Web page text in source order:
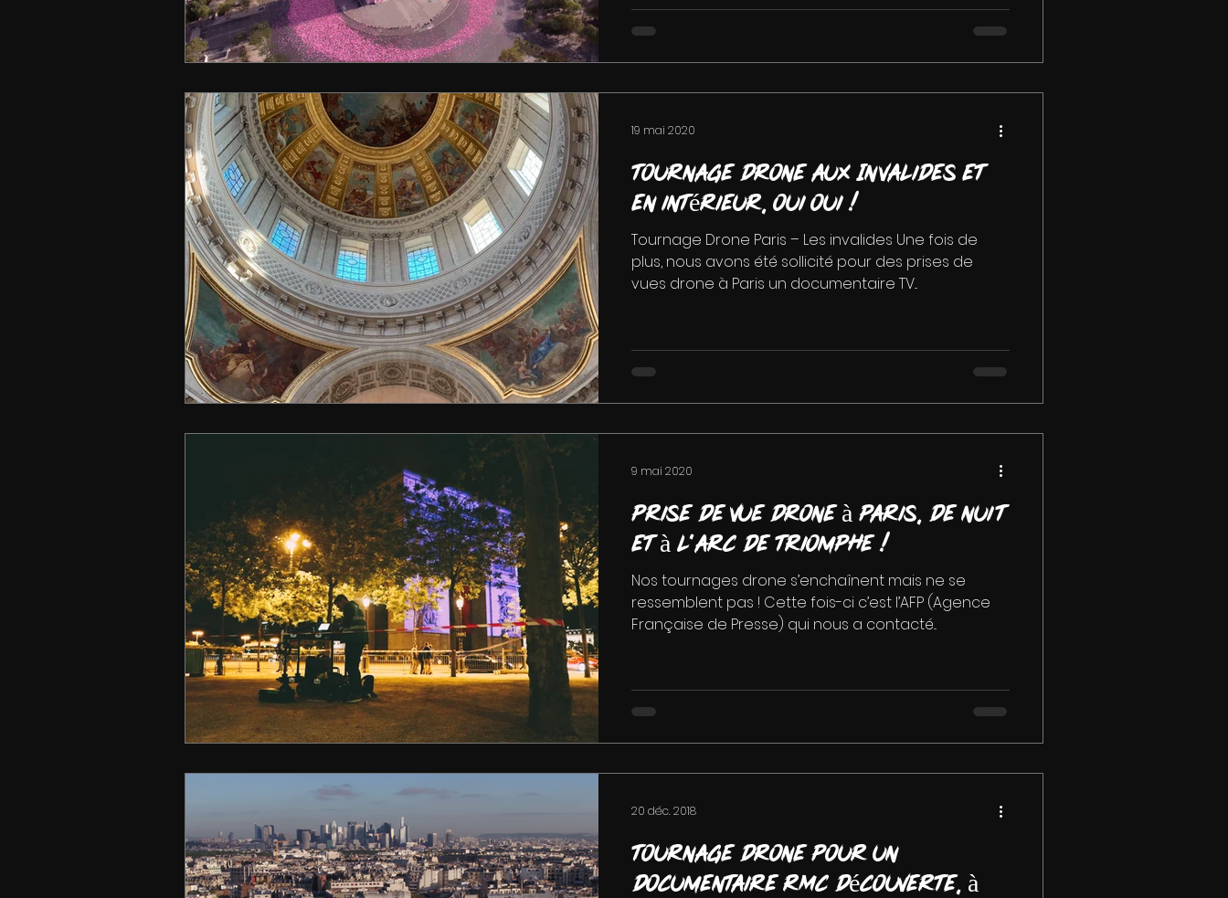
Tournage drone aux Invalides et
en intérieur, oui oui !
Tournage Drone Paris – Les invalides Une fois de
plus, nous avons été sollicité pour des prises de
vues drone à Paris un documentaire TV...
19 mai 2020
Prise de vue drone à Paris, de nuit
et à l’Arc de Triomphe !
Nos tournages drone s’enchaînent mais ne se
ressemblent pas ! Cette fois-ci c’est l’AFP (Agence
Française de Presse) qui nous a contacté...
9 mai 2020
Tournage drone pour un
documentaire RMC Découverte, à
20 déc. 2018